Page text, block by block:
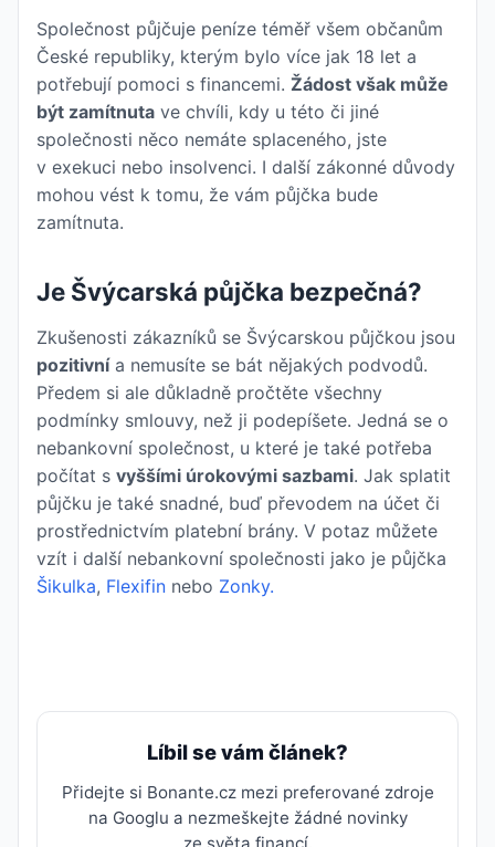
Společnost půjčuje peníze téměř všem občanům
České republiky, kterým bylo více jak 18 let a
potřebují pomoci s financemi. Žádost však může
být zamítnuta ve chvíli, kdy u této či jiné
společnosti něco nemáte splaceného, jste
v exekuci nebo insolvenci. I další zákonné důvody
mohou vést k tomu, že vám půjčka bude
zamítnuta.
Je Švýcarská půjčka bezpečná?
Zkušenosti zákazníků se Švýcarskou půjčkou jsou
pozitivnía nemusíte se bát nějakých podvodů.
Předem si ale důkladně pročtěte všechny
podmínky smlouvy, než ji podepíšete. Jedná se o
nebankovní společnost, u které je také potřeba
počítat s vyššími úrokovými sazbami. Jak splatit
půjčku je také snadné, buď převodem na účet či
prostřednictvím platební brány. V potaz můžete
vzít i další nebankovní společnosti jako je půjčka
Šikulka, Flexifin nebo Zonky.
Líbil se vám článek?
Přidejte si Bonante.cz mezi preferované zdroje
na Googlu a nezmeškejte žádné novinky